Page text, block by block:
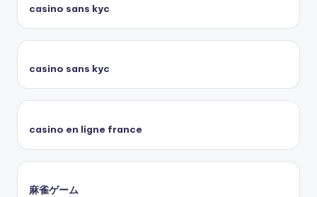
casino sans kyc
casino sans kyc
casino en ligne france
麻雀ゲーム